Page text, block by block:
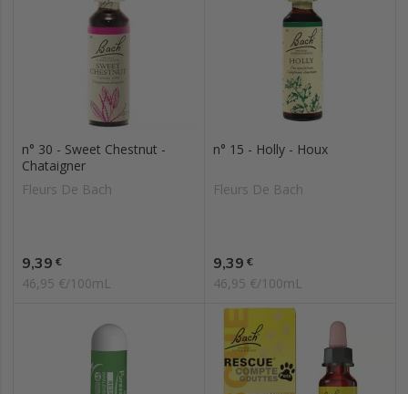
n° 30 - Sweet Chestnut -
Chataigner
Fleurs De Bach
Prix
9,39 €
46,95 €/100mL
n° 15 - Holly - Houx
Fleurs De Bach
Prix
9,39 €
46,95 €/100mL